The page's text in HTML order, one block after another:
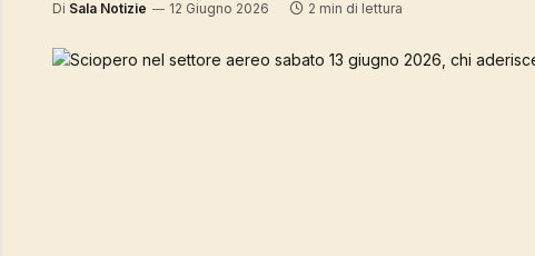
Di Sala Notizie 12 Giugno 2026 2 min di lettura